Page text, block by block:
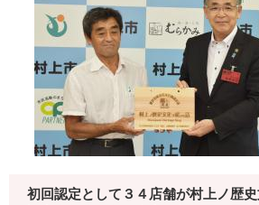
初回認定として３４店舗が村上ノ歴